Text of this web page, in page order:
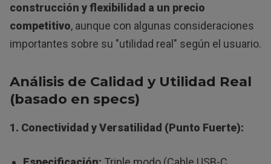
construcción y flexibilidad a un precio
competitivo, aunque con algunas consideraciones
importantes sobre su "utilidad real" según el usuario.
Análisis de Calidad y Utilidad Real
(basado en specs)
1. Conectividad y Versatilidad (Punto Fuerte):